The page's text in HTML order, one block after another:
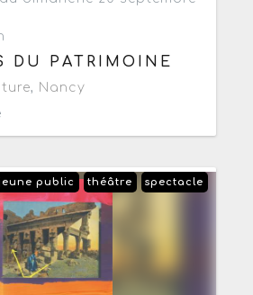
DU PATRIMOINE
, Nancy
spectacle
théâtre
public